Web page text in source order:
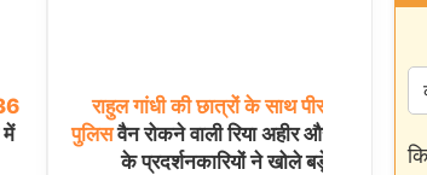
में
राहुल गांधी की छात्रों के साथ पीसी:
पुलिसवैन रोकने वाली रिया अहीर और जंतर-मंतर
के प्रदर्शनकारियों ने खोले बड़े राज